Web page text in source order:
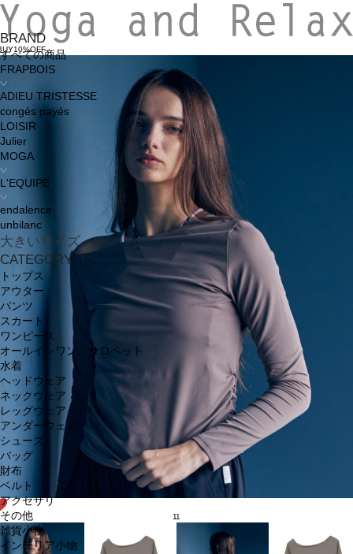
BRAND
すべての商品
FRAPBOIS
ADIEU TRISTESSE
congés payés
LOISIR
Julier
MOGA
L'EQUIPE
endalence
unbilanc
大きいサイズ
CATEGORY
トップス
アウター
パンツ
スカート
ワンピース
オールインワン・サロペット
水着
ヘッドウェア
ネックウェア
レッグウェア
アンダーウェア
シューズ
バッグ
財布
ベルト
アクセサリ
その他
雑貨小物
インテリア小物
11